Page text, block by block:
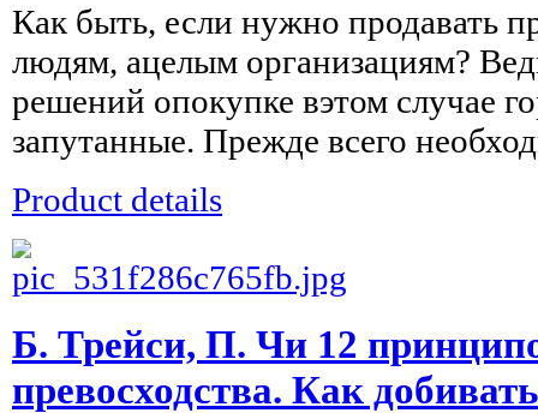
Как быть, если нужно продавать
людям, ацелым организациям?
решений опокупке вэтом случае
запутанные. Прежде всего
Product details
Б. Трейси, П. Чи 12
превосходства. Как